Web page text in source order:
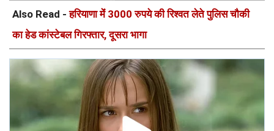
Also Read -हरियाणा मेंं 3000 रुपये की रिश्वत लेते पुलिस चौकी
का हेड कांस्टेबल गिरफ्तार, दूसरा भागा